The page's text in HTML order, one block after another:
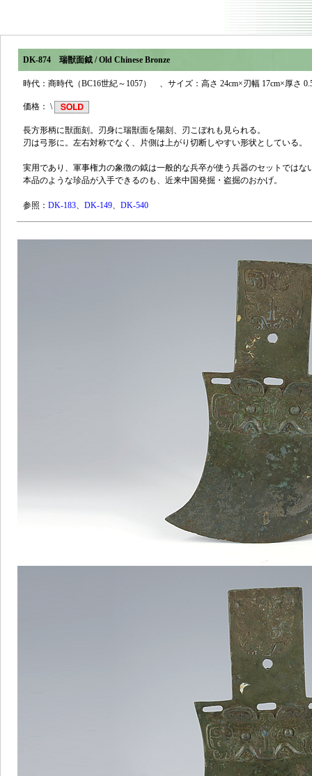
DK-874 瑞獣面鉞 / Old Chinese Bronze
時代：商時代（BC16世紀～1057） 、サイズ：高さ 24cm×刃幅 17cm×厚さ
価格： \
長方形柄に獣面刻。刃身に瑞獣面を陽刻、刃こぼれも見られる。
刃は弓形に。左右対称でなく、片側は上がり切断しやすい形状としている。
実用であり、軍事権力の象徴の鉞は一般的な兵卒が使う兵器のセットではな
本品のような珍品が入手できるのも、近来中国発掘・盗掘のおかげ。
参照： DK-183、 DK-149、 DK-540